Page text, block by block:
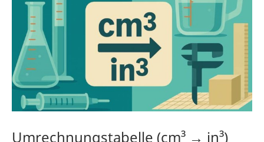
Umrechnungstabelle (cm³ → in³)